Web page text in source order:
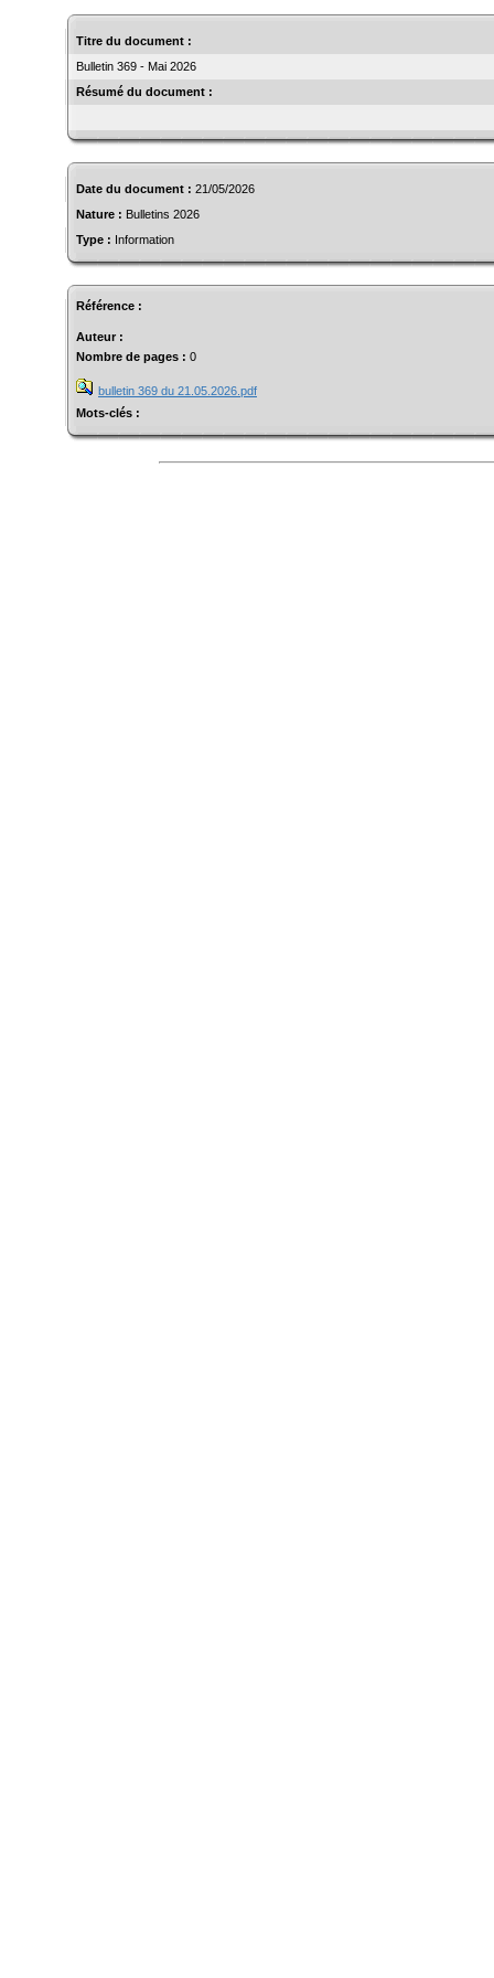
Titre du document :
Bulletin 369 - Mai 2026
Résumé du document :
Date du document : 21/05/2026
Nature : Bulletins 2026
Type : Information
Référence :
Auteur :
Nombre de pages : 0
bulletin 369 du 21.05.2026.pdf
Mots-clés :